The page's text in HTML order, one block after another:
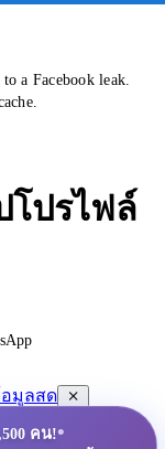
a Facebook leak.
โปรไฟล์
มูลสด
คน!•